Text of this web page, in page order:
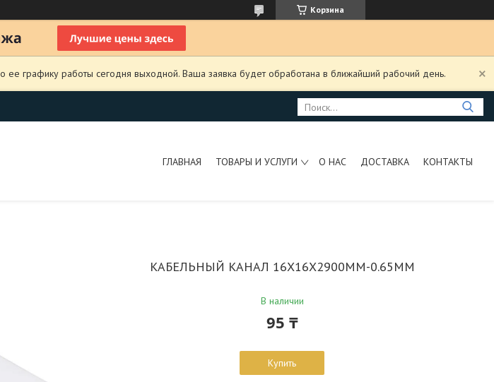
Корзина
ее графику работы сегодня выходной. Ваша заявка будет обработана в ближайший рабочий день.
ГЛАВНАЯ ТОВАРЫ И УСЛУГИ О НАС ДОСТАВКА КОНТАКТЫ
КАБЕЛЬНЫЙ КАНАЛ 16X16X2900MM-0.65MM
В наличии
95 ₸
Купить